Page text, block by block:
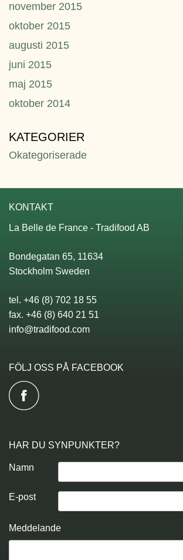
november 2015
oktober 2015
augusti 2015
juni 2015
maj 2015
oktober 2014
KATEGORIER
Okategoriserade
KONTAKT
La Belle de France - Tradifood AB
Bondegatan 65, 11634
Stockholm Sweden
tel. +46 (8) 702 18 55
fax. +46 (8) 640 21 51
info@tradifood.com
FÖLJ OSS PÅ FACEBOOK
HAR DU SYNPUNKTER?
Namn
E-post
Meddelande